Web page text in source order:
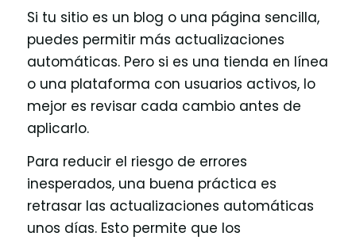
Si tu sitio es un blog o una página sencilla,
puedes permitir más actualizaciones
automáticas. Pero si es una tienda en línea
o una plataforma con usuarios activos, lo
mejor es revisar cada cambio antes de
aplicarlo.
Para reducir el riesgo de errores
inesperados, una buena práctica es
retrasar las actualizaciones automáticas
unos días. Esto permite que los